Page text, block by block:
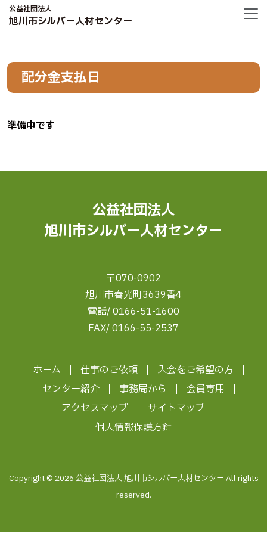
公益社団法人
旭川市シルバー人材センター
配分金支払日
準備中です
公益社団法人
旭川市シルバー人材センター
〒070-0902
旭川市春光町3639番4
電話/ 0166-51-1600
FAX/ 0166-55-2537
ホーム 仕事のご依頼
入会をご希望の方
センター紹介
事務局から
会員専用
アクセスマップ
サイトマップ
個人情報保護方針
Copyright © 2026 公益社団法人 旭川市シルバー人材センター All rights
reserved.